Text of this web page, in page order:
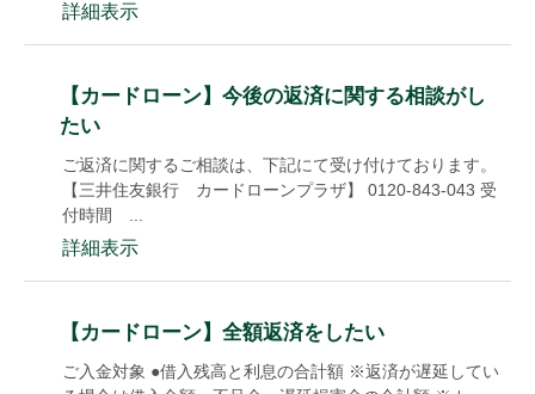
詳細表示
【カードローン】今後の返済に関する相談がし
たい
ご返済に関するご相談は、下記にて受け付けております。
【三井住友銀行 カードローンプラザ】 0120-843-043 受
付時間 ...
詳細表示
【カードローン】全額返済をしたい
ご入金対象 ●借入残高と利息の合計額 ※返済が遅延してい